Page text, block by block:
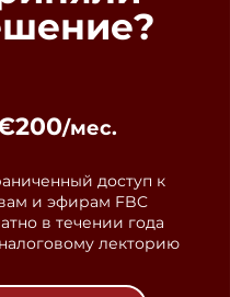
/мес.
доступ к
и эфирам FBC
в течении года
лекторию